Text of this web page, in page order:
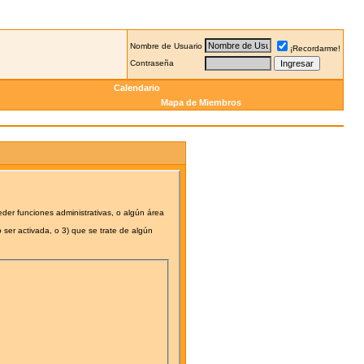
Nombre de Usuario
¡Recordarme!
Contraseña
Calendario
Mapa de Miembros
funciones administrativas, o algún área
activada, o 3) que se trate de algún